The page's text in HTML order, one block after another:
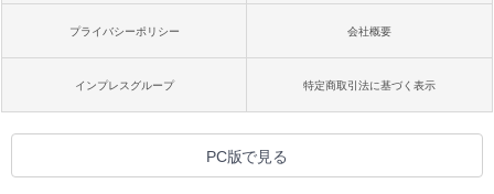
プライバシーポリシー 会社概要
インプレスグループ 特定商取引法に基づく表示
PC版で見る